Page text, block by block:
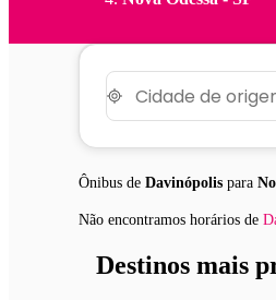
Ônibus de Davinópolis para
Não encontramos horários de
Destinos mais